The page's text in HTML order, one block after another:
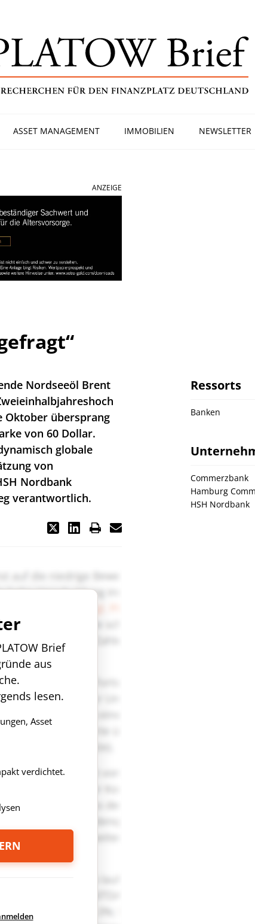
ASSET MANAGEMENT IMMOBILIEN NEWSLETTER
ANZEIGE
Nordseeöl Brent
Oktober übersprang
von 60 Dollar.
globale
von
Nordbank
verantwortlich.
Brief
aus
lesen.
Asset
verdichtet.
Ressorts
Banken
Commerzbank
Hamburg
HSH Nordbank